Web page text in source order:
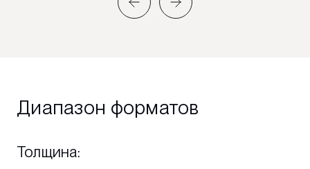
Диапазон форматов
Толщина: